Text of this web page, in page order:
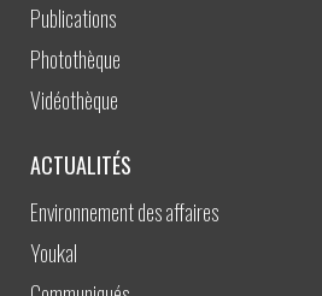
Publications
Photothèque
Vidéothèque
ACTUALITÉS
Environnement des affaires
Youkal